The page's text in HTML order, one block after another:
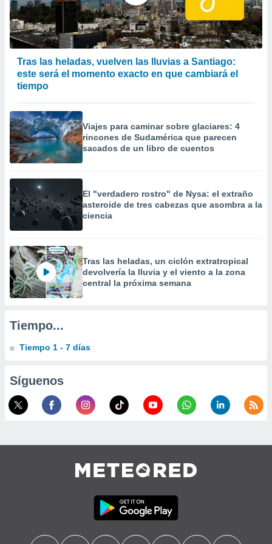
e
mediante
publicidad
publicidad
1199
Tras las heladas, vuelven las lluvias a Santiago:
este será el momento exacto en que cambiará el
tiempo
Viajes para caminar sobre glaciares: 4
rincones de Sudamérica que parecen
sacados de un libro de cuentos
El "verdadero rostro" de Nysa: el extraño
asteroide de tres cabezas que asombra a la
ciencia
Tras las heladas, un ciclón extratropical
devolvería la lluvia y el viento a la zona
central la próxima semana
Tiempo...
Tiempo 1 - 7 días
Síguenos